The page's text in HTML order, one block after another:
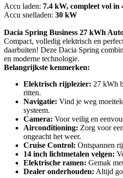
Accu laden: 7.4 kW, compleet vol in
Accu snelladen: 30 kW
Dacia Spring Business 27 kWh
Compact, volledig elektrisch en
daarbuiten! Deze Dacia Spring
en moderne technologie.
Belangrijkste kenmerken:
Elektrisch rijplezier: 27 kWh
ritten.
Navigatie: Vind je weg
systeem.
Camera: Voor veilig en
Airconditioning: Zorg voor
ongeacht het weer.
Cruise Control: Ontspannen
14 inch lichtmetalen velgen:
Elektrische ramen: Gemak
Dealer onderhouden: Altijd